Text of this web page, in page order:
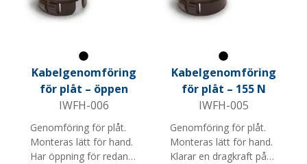
Svart
Kabelgenomföring
för plåt – öppen
IWFH-006
Genomföring för plåt.
Monteras lätt för hand.
Har öppning för redan
Svart
Kabelgenomföring
för plåt – 155 N
IWFH-005
Genomföring för plåt.
Monteras lätt för hand.
Klarar en dragkraft på